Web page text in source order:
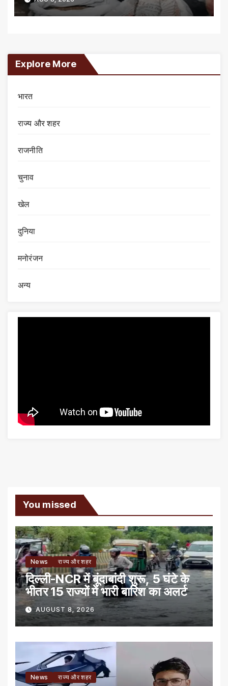
Explore More
भारत
राज्य और शहर
राजनीति
चुनाव
खेल
दुनिया
मनोरंजन
अन्य
You missed
News राज्य और शहर
दिल्ली-NCR में बूंदाबांदी शुरू, 5 घंटे के
भीतर 15 राज्यों में भारी बारिश का अलर्ट
AUGUST 8, 2026
News राज्य और शहर